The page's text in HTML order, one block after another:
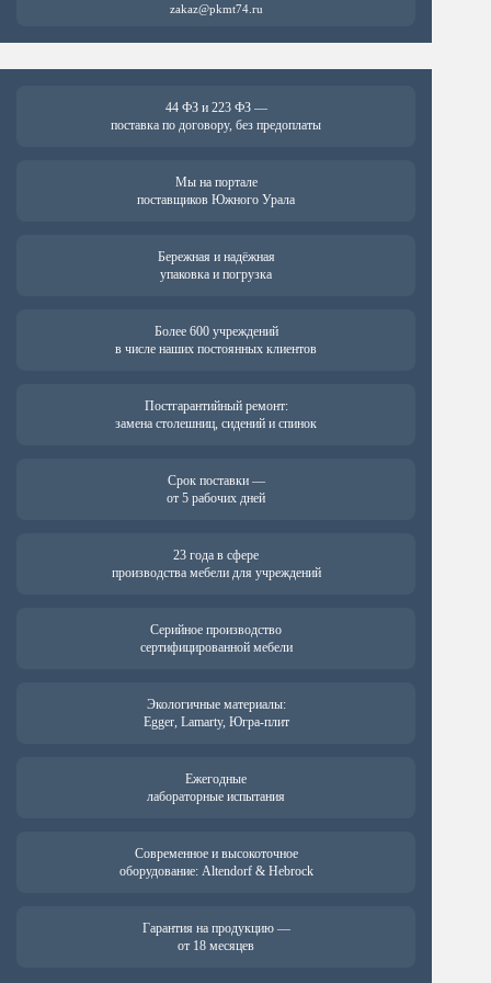
zakaz@pkmt74.ru
44 ФЗ и 223 ФЗ —
поставка по договору, без предоплаты
Мы на портале
поставщиков Южного Урала
Бережная и надёжная
упаковка и погрузка
Более 600 учреждений
в числе наших постоянных клиентов
Постгарантийный ремонт:
замена столешниц, сидений и спинок
Срок поставки —
от 5 рабочих дней
23 года в сфере
производства мебели для учреждений
Серийное производство
сертифицированной мебели
Экологичные материалы:
Egger, Lamarty, Югра-плит
Ежегодные
лабораторные испытания
Современное и высокоточное
оборудование: Altendorf & Hebrock
Гарантия на продукцию —
от 18 месяцев